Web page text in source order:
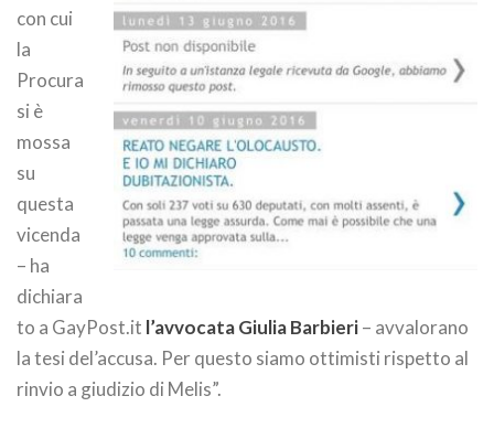
con cui
la
Procura
si è
mossa
su
questa
vicenda
– ha
dichiara
to a GayPost.it l’avvocata Giulia Barbieri– avvalorano
la tesi del’accusa. Per questo siamo ottimisti rispetto al
rinvio a giudizio di Melis”.